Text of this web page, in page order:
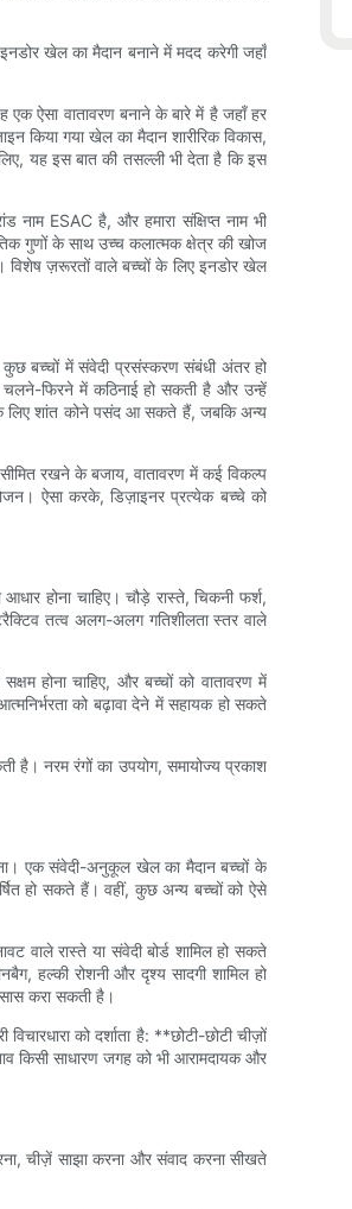
खेल का मैदान बनाने में मदद करेगी जहाँ
ऐसा वातावरण बनाने के बारे में है जहाँ हर
किया गया खेल का मैदान शारीरिक विकास,
यह इस बात की तसल्ली भी देता है कि इस
नाम ESAC है, और हमारा संक्षिप्त नाम भी
गुणों के साथ उच्च कलात्मक क्षेत्र की खोज
विशेष ज़रूरतों वाले बच्चों के लिए इनडोर खेल
बच्चों में संवेदी प्रसंस्करण संबंधी अंतर हो
फिरने में कठिनाई हो सकती है और उन्हें
लिए शांत कोने पसंद आ सकते हैं, जबकि अन्य
रखने के बजाय, वातावरण में कई विकल्प
ऐसा करके, डिज़ाइनर प्रत्येक बच्चे को
होना चाहिए। चौड़े रास्ते, चिकनी फर्श,
तत्व अलग-अलग गतिशीलता स्तर वाले
होना चाहिए, और बच्चों को वातावरण में
को बढ़ावा देने में सहायक हो सकते
है। नरम रंगों का उपयोग, समायोज्य प्रकाश
एक संवेदी-अनुकूल खेल का मैदान बच्चों के
हो सकते हैं। वहीं, कुछ अन्य बच्चों को ऐसे
वाले रास्ते या संवेदी बोर्ड शामिल हो सकते
हल्की रोशनी और दृश्य सादगी शामिल हो
करा सकती है।
को दर्शाता है: **छोटी-छोटी चीज़ों
किसी साधारण जगह को भी आरामदायक और
चीज़ें साझा करना और संवाद करना सीखते